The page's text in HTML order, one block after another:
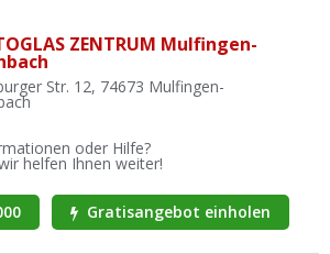
ZENTRUM Mulfingen-
Str. 12, 74673 Mulfingen-
oder Hilfe?
helfen Ihnen weiter!
Gratisangebot einholen